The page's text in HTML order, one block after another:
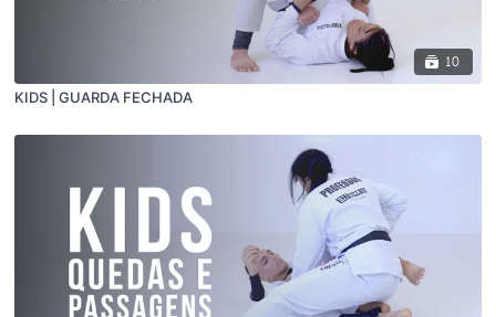
10
KIDS | GUARDA FECHADA